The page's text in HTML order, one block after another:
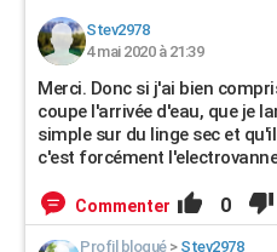
Stev2978
4 mai 2020 à 21:39
Merci. Donc si j'ai bien
coupe l'arrivée d'eau, que je
simple sur du linge sec et
c'est forcément
Commenter 0
Profil bloqué> Stev2978